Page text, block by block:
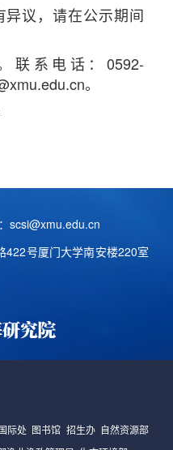
议，请在公示期间
联系电话：0592-
。
scsi@xmu.edu.cn
422号厦门大学南安楼220室
际处 图书馆 招生办 自然资源部